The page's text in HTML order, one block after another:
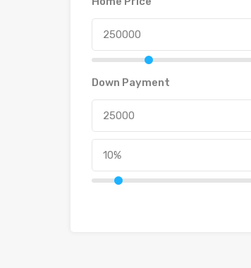
Down Payment